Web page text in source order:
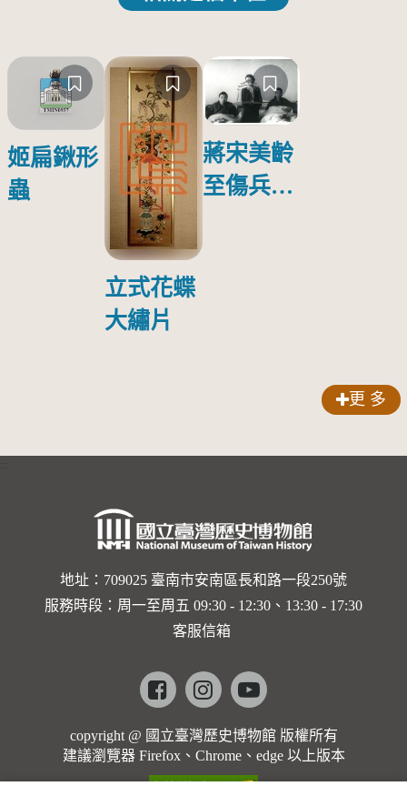
姬扁鍬形
蟲
立式花蝶
大繡片
蔣宋美齡
至傷兵醫
傷日本戰
更 多
地址：709025 臺南市安南區長和路一段250號
服務時段：周一至周五 09:30 - 12:30、13:30 - 17:30
客服信箱
Facebookinstagramyoutube
copyright @ 國立臺灣歷史博物館 版權所有
建議瀏覽器 Firefox、Chrome、edge 以上版本